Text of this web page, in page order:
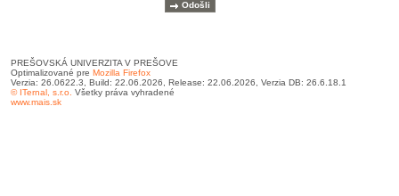
PREŠOVSKÁ UNIVERZITA V PREŠOVE
Optimalizované pre Mozilla Firefox
Verzia: 26.0622.3, Build: 22.06.2026, Release: 22.06.2026, Verzia DB: 26.6.18.1
© ITernal, s.r.o. Všetky práva vyhradené
www.mais.sk